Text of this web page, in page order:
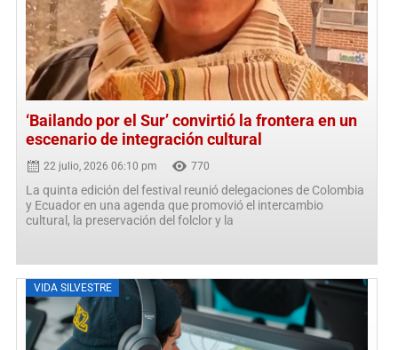
‘Bailando por el Sur’ convirtió la frontera en un
escenario de integración cultural
22 julio, 2026 06:10 pm 770
La quinta edición del festival reunió delegaciones de Colombia
y Ecuador en una agenda que promovió el intercambio
cultural, la preservación del folclor y la
VIDA SILVESTRE
Posted
on